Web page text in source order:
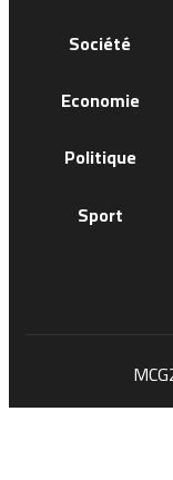
Société
Economie
Politique
Sport